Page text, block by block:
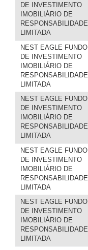
DE INVESTIMENTO
IMOBILIÁRIO DE
RESPONSABILIDADE
LIMITADA
NEST EAGLE FUNDO
DE INVESTIMENTO
IMOBILIÁRIO DE
RESPONSABILIDADE
LIMITADA
NEST EAGLE FUNDO
DE INVESTIMENTO
IMOBILIÁRIO DE
RESPONSABILIDADE
LIMITADA
NEST EAGLE FUNDO
DE INVESTIMENTO
IMOBILIÁRIO DE
RESPONSABILIDADE
LIMITADA
NEST EAGLE FUNDO
DE INVESTIMENTO
IMOBILIÁRIO DE
RESPONSABILIDADE
LIMITADA